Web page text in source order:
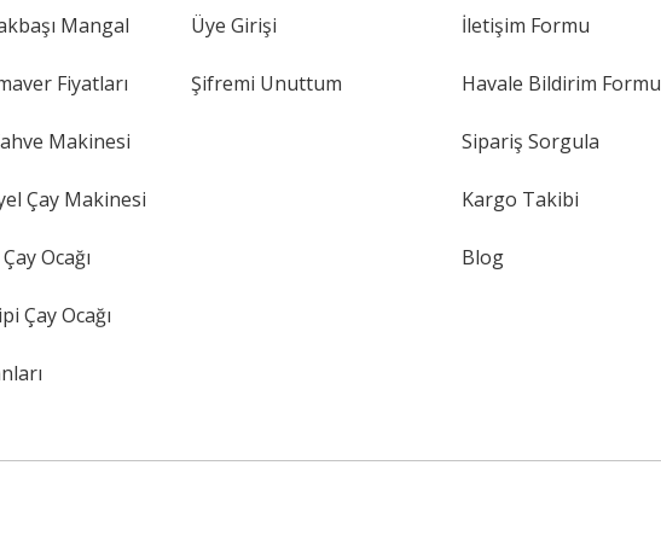
Mangal
Fiyatları
Makinesi
Çay Makinesi
Ocağı
Çay Ocağı
Üye Girişi
Şifremi Unuttum
İletişim Formu
Havale Bildirim Formu
Sipariş Sorgula
Kargo Takibi
Blog